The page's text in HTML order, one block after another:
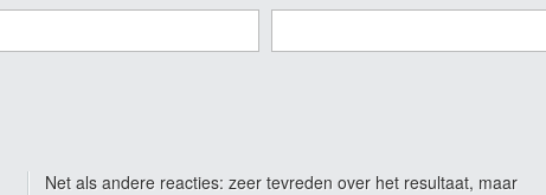
Net als andere reacties: zeer tevreden over het resultaat, maar